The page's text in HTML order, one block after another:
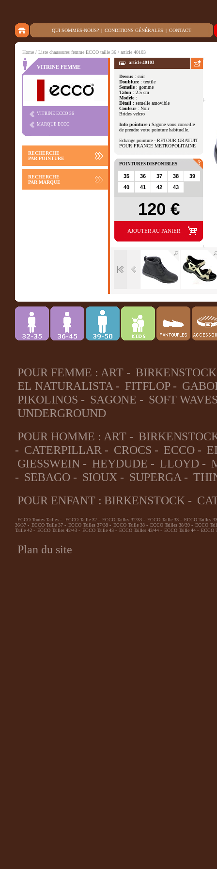
QUI SOMMES-NOUS? | CONDITIONS GÉNÉRALES | CONTACT
Home / Liste chaussures femme ECCO taille 36 / article 40103
VITRINE FEMME
VITRINE ECCO 36
MARQUE ECCO
RECHERCHE
PAR POINTURE
RECHERCHE
PAR MARQUE
article 40103
Dessus : cuir
Doublure: textile
Semelle: gomme
Talon : 2.5 cm
Modèle :
Détail : semelle amovible
Couleur : Noir
Brides velcro
Info pointure : Sagone vous conseille
de prendre votre pointure habituelle.
Echange pointure - RETOUR GRATUIT
POUR FRANCE METROPOLITAINE
POINTURES DISPONIBLES
35 36 37 38
39
40
41 42 43
120 €
AJOUTER AU PANIER
POUR FEMME : ART - BIRKENSTOCK
EL NATURALISTA - FITFLOP-
PIKOLINOS - SAGONE - SOFT
UNDERGROUND
POUR HOMME : ART -
- CATERPILLAR - CROCS - ECCO -
GIESSWEIN - HEYDUDE - LLOYD -
- SEBAGO - SIOUX - SUPERGA -
POUR ENFANT : BIRKENSTOCK -
ECCO Toutes Tailles - ECCO Taille 32 - ECCO Tailles 32/33 - ECCO Taille 33 - ECCO Tailles
36/37 - ECCO Taille 37 - ECCO Tailles 37/38 - ECCO Taille 38 - ECCO Tailles 38/39 - ECCO
Taille 42 - ECCO Tailles 42/43 - ECCO Taille 43 - ECCO Tailles 43/44 - ECCO Taille 44 - ECCO
Plan du site